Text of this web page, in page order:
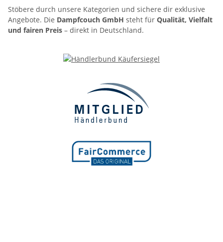
Stöbere durch unsere Kategorien und sichere dir exklusive
Angebote. Die Dampfcouch GmbH steht für Qualität, Vielfalt
und fairen Preis – direkt in Deutschland.